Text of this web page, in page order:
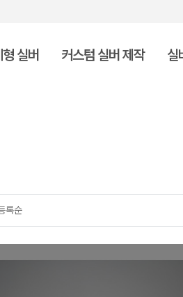
실버 커스텀 실버 제작 실
록순